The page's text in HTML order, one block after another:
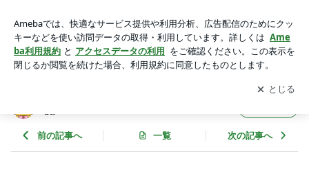
本音をずばり！ powered by Ameba
アプリをダウンロードして ブログの更新通知
を受け取りまし
ょう。
開く
ba
前の記事へ 一覧 次の記事へ